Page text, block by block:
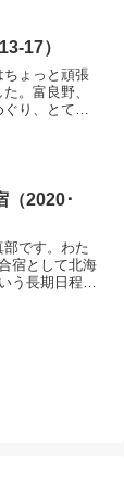
17）
ちょっと頑張
。富良野、
り、とても
（2020･
です。わた
宿として北海
う長期日程で